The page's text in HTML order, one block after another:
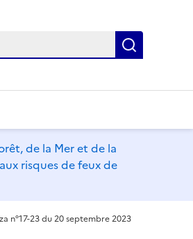
de la Mer et de la
risques de feux de
n°17-23 du 20 septembre 2023